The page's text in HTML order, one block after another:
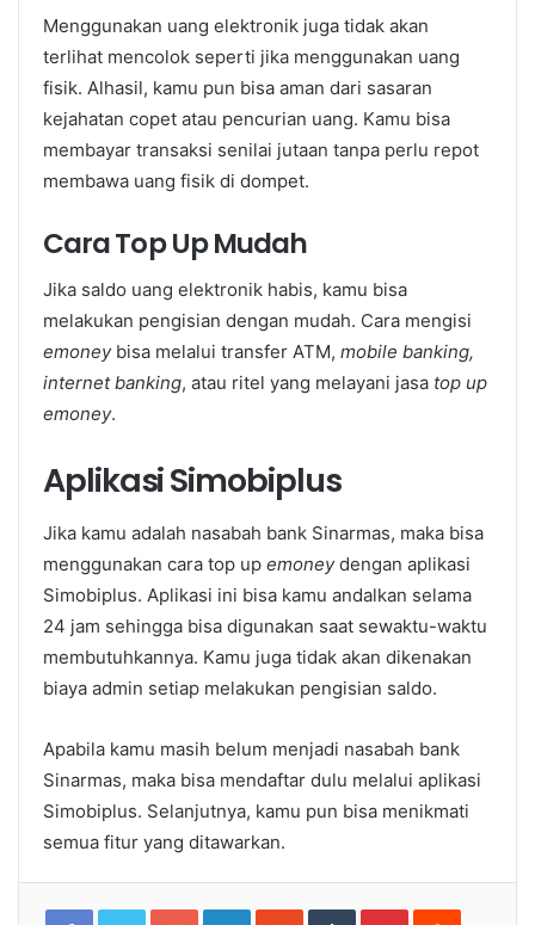
Menggunakan uang elektronik juga tidak akan
terlihat mencolok seperti jika menggunakan uang
fisik. Alhasil, kamu pun bisa aman dari sasaran
kejahatan copet atau pencurian uang. Kamu bisa
membayar transaksi senilai jutaan tanpa perlu repot
membawa uang fisik di dompet.
Cara Top Up Mudah
Jika saldo uang elektronik habis, kamu bisa
melakukan pengisian dengan mudah. Cara mengisi
emoney bisa melalui transfer ATM, mobile banking,
internet banking, atau ritel yang melayani jasa top up
emoney.
Aplikasi Simobiplus
Jika kamu adalah nasabah bank Sinarmas, maka bisa
menggunakan cara top up emoneydengan aplikasi
Simobiplus. Aplikasi ini bisa kamu andalkan selama
24 jam sehingga bisa digunakan saat sewaktu-waktu
membutuhkannya. Kamu juga tidak akan dikenakan
biaya admin setiap melakukan pengisian saldo.
Apabila kamu masih belum menjadi nasabah bank
Sinarmas, maka bisa mendaftar dulu melalui aplikasi
Simobiplus. Selanjutnya, kamu pun bisa menikmati
semua fitur yang ditawarkan.
Google+LinkedInStumbleUpon
TumblrPinterestReddit